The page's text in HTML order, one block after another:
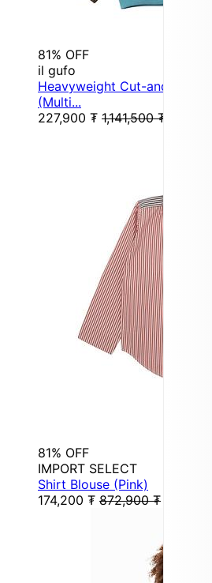
81% OFF
il gufo
Heavyweight Cut-and-Sew
(Multi...
227,900 ₮ 1,141,500 ₮
81% OFF
IMPORT SELECT
Shirt Blouse (Pink)
174,200 ₮ 872,900 ₮